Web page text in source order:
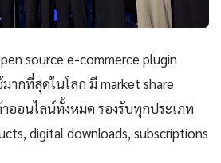
source e-commerce plugin
ากที่สุดในโลก มี market share
ออนไลน์ทั้งหมด รองรับทุกประเภท
digital downloads, subscriptions